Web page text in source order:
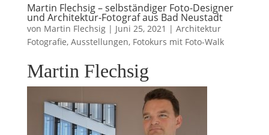
Martin Flechsig – selbständiger Foto-Designer
und Architektur-Fotograf aus Bad Neustadt
von Martin Flechsig| Juni 25, 2021 | Architektur
Fotografie, Ausstellungen, Fotokurs mit Foto-Walk
Martin Flechsig